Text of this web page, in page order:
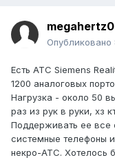
megahertz0
Опубликовано
Есть АТС Siemens
1200 аналоговых
Нагрузка - около 50
раз из рук в руки, хз
Поддерживать ее все
системные телефоны
некро-АТС. Хотелось